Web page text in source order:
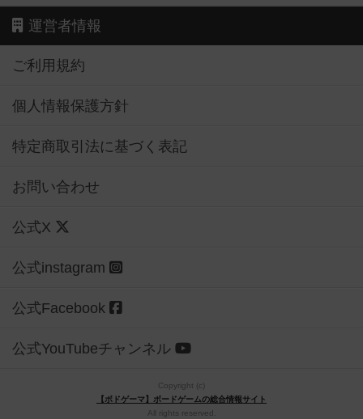
運営者情報
ご利用規約
個人情報保護方針
特定商取引法に基づく表記
お問い合わせ
公式X
公式instagram
公式Facebook
公式YouTubeチャンネル
Copyright (c)
【ボドゲーマ】ボードゲームの総合情報サイト
All rights reserved.